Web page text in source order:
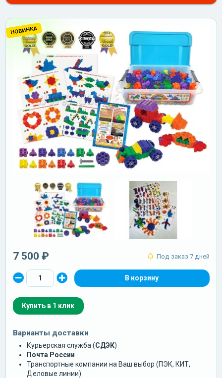
НОВИНКА
7 500 ₽ Под заказ 7 дней
Купить в 1 клик
Варианты доставки
Курьерская служба (СДЭК)
Почта России
Транспортные компании на Ваш выбор (ПЭК, КИТ,
Деловые линии)